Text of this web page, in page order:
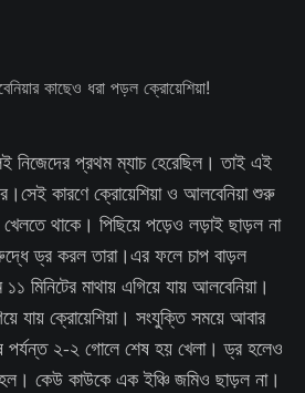
নিজেদের প্রথম ম্যাচ হেরেছিল। তাই এই
কারণে ক্রোয়েশিয়া ও আলবেনিয়া শুরু
থাকে। পিছিয়ে পড়েও লড়াই ছাড়ল না
ড্র করল তারা।এর ফলে চাপ বাড়ল
মিনিটের মাথায় এগিয়ে যায় আলবেনিয়া।
যায় ক্রোয়েশিয়া। সংযুক্তি সময়ে আবার
২-২ গোলে শেষ হয় খেলা। ড্র হলেও
হল। কেউ কাউকে এক ইঞ্চি জমিও ছাড়ল না।